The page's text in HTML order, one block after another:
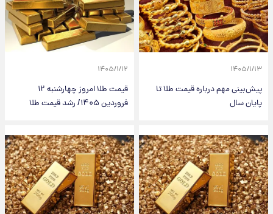
۱۴۰۵/۱/۱۳
پیش‌بینی مهم درباره قیمت طلا تا
پایان سال
۱۴۰۵/۱/۱۲
قیمت طلا امروز چهارشنبه ۱۲
فروردین ۱۴۰۵/ رشد قیمت طلا